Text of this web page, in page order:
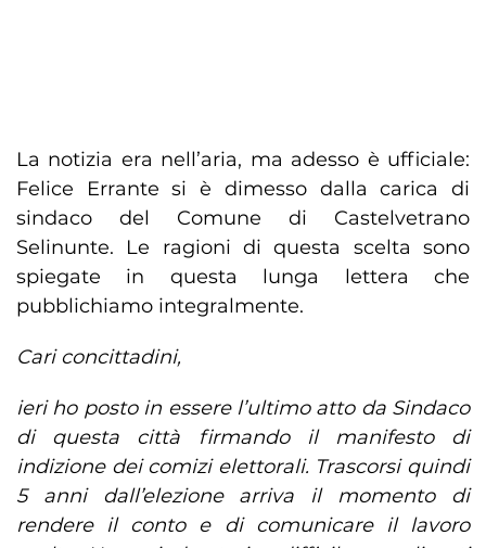
La notizia era nell’aria, ma adesso è ufficiale:
Felice Errante si è dimesso dalla carica di
sindaco del Comune di Castelvetrano
Selinunte. Le ragioni di questa scelta sono
spiegate in questa lunga lettera che
pubblichiamo integralmente.
Cari concittadini,
ieri ho posto in essere l’ultimo atto da Sindaco
di questa città firmando il manifesto di
indizione dei comizi elettorali. Trascorsi quindi
5 anni dall’elezione arriva il momento di
rendere il conto e di comunicare il lavoro